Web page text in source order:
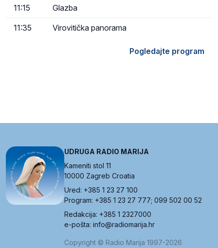
11:15 Glazba
11:35 Virovitička panorama
Pogledajte program
UDRUGA RADIO MARIJA
Kameniti stol 11
10000 Zagreb Croatia
Ured: +385 1 23 27 100
Program: +385 1 23 27 777; 099 502 00 52
Redakcija: +385 1 2327000
e-pošta: info@radiomarija.hr
Copyright © Radio Marija 1997-2026